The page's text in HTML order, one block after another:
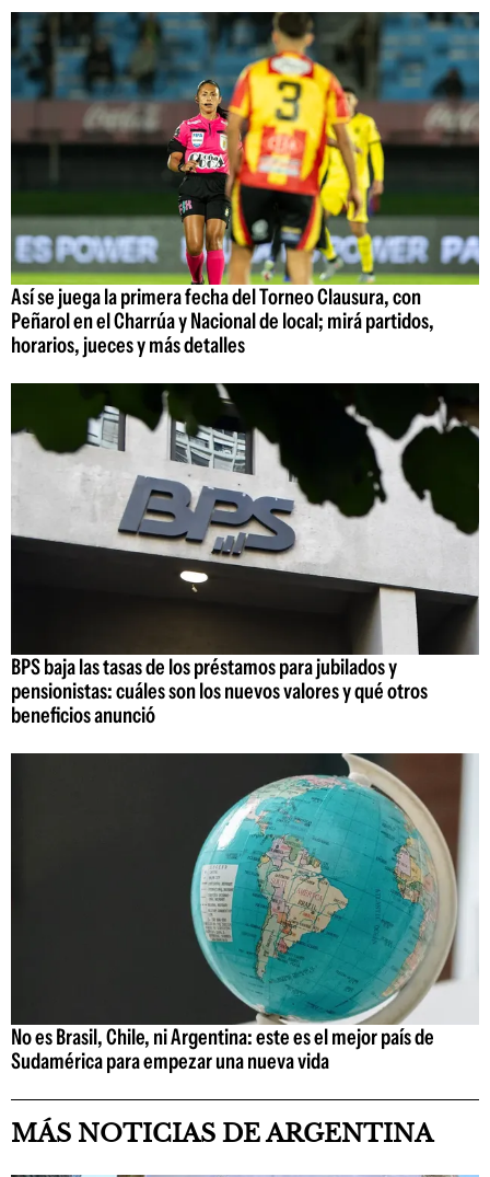
Así se juega la primera fecha del Torneo Clausura, con
Peñarol en el Charrúa y Nacional de local; mirá partidos,
horarios, jueces y más detalles
BPS baja las tasas de los préstamos para jubilados y
pensionistas: cuáles son los nuevos valores y qué otros
beneficios anunció
No es Brasil, Chile, ni Argentina: este es el mejor país de
Sudamérica para empezar una nueva vida
MÁS NOTICIAS DE ARGENTINA